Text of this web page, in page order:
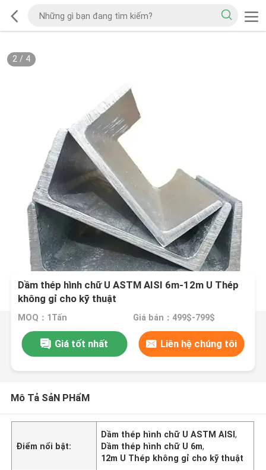
2/ 4
Dầm thép hình chữ U ASTM AISI 6m-12m U Thép
không gỉ cho kỹ thuật
MOQ：1Tấn Giá bán：499$-799$
Giá tốt nhất Liên hệ chúng tôi
Mô Tả SảN PHẩM
Điểm nổi bật:
Dầm thép hình chữ U ASTM AISI,
Dầm thép hình chữ U 6m,
12m U Thép không gỉ cho kỹ thuật